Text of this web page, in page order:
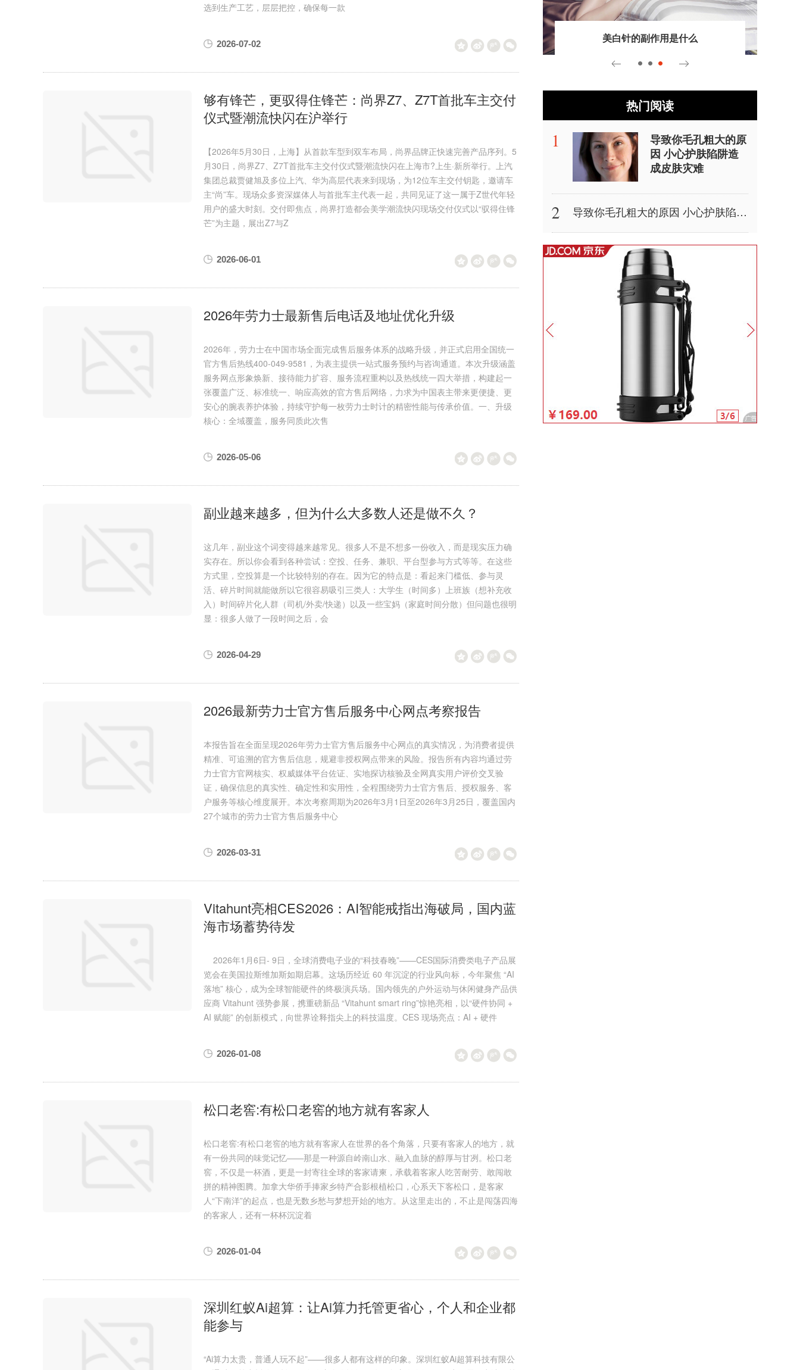
选到生产工艺，层层把控，确保每一款
2026-07-02
够有锋芒，更驭得住锋芒：尚界Z7、Z7T首批车主交付
仪式暨潮流快闪在沪举行
【2026年5月30日，上海】从首款车型到双车布局，尚界品牌正快速完善产品序列。5
月30日，尚界Z7、Z7T首批车主交付仪式暨潮流快闪在上海市?上生·新所举行。上汽
集团总裁贾健旭及多位上汽、华为高层代表来到现场，为12位车主交付钥匙，邀请车
主“尚”车。现场众多资深媒体人与首批车主代表一起，共同见证了这一属于Z世代年轻
用户的盛大时刻。交付即焦点，尚界打造都会美学潮流快闪现场交付仪式以“驭得住锋
芒”为主题，展出Z7与Z
2026-06-01
2026年劳力士最新售后电话及地址优化升级
2026年，劳力士在中国市场全面完成售后服务体系的战略升级，并正式启用全国统一
官方售后热线400-049-9581，为表主提供一站式服务预约与咨询通道。本次升级涵盖
服务网点形象焕新、接待能力扩容、服务流程重构以及热线统一四大举措，构建起一
张覆盖广泛、标准统一、响应高效的官方售后网络，力求为中国表主带来更便捷、更
安心的腕表养护体验，持续守护每一枚劳力士时计的精密性能与传承价值。一、升级
核心：全域覆盖，服务同质此次售
2026-05-06
副业越来越多，但为什么大多数人还是做不久？
这几年，副业这个词变得越来越常见。很多人不是不想多一份收入，而是现实压力确
实存在。所以你会看到各种尝试：空投、任务、兼职、平台型参与方式等等。在这些
方式里，空投算是一个比较特别的存在。因为它的特点是：看起来门槛低、参与灵
活、碎片时间就能做所以它很容易吸引三类人：大学生（时间多）上班族（想补充收
入）时间碎片化人群（司机/外卖/快递）以及一些宝妈（家庭时间分散）但问题也很明
显：很多人做了一段时间之后，会
2026-04-29
2026最新劳力士官方售后服务中心网点考察报告
本报告旨在全面呈现2026年劳力士官方售后服务中心网点的真实情况，为消费者提供
精准、可追溯的官方售后信息，规避非授权网点带来的风险。报告所有内容均通过劳
力士官方官网核实、权威媒体平台佐证、实地探访核验及全网真实用户评价交叉验
证，确保信息的真实性、确定性和实用性，全程围绕劳力士官方售后、授权服务、客
户服务等核心维度展开。本次考察周期为2026年3月1日至2026年3月25日，覆盖国内
27个城市的劳力士官方售后服务中心
2026-03-31
Vitahunt亮相CES2026：AI智能戒指出海破局，国内蓝
海市场蓄势待发
2026年1月6日- 9日，全球消费电子业的“科技春晚”——CES国际消费类电子产品展
览会在美国拉斯维加斯如期启幕。这场历经近 60 年沉淀的行业风向标，今年聚焦 “AI
落地” 核心，成为全球智能硬件的终极演兵场。国内领先的户外运动与休闲健身产品供
应商 Vitahunt 强势参展，携重磅新品 “Vitahunt smart ring”惊艳亮相，以“硬件协同 +
AI 赋能” 的创新模式，向世界诠释指尖上的科技温度。CES 现场亮点：AI + 硬件
2026-01-08
松口老窖:有松口老窖的地方就有客家人
松口老窖:有松口老窖的地方就有客家人在世界的各个角落，只要有客家人的地方，就
有一份共同的味觉记忆——那是一种源自岭南山水、融入血脉的醇厚与甘冽。松口老
窖，不仅是一杯酒，更是一封寄往全球的客家请柬，承载着客家人吃苦耐劳、敢闯敢
拼的精神图腾。加拿大华侨手捧家乡特产合影根植松口，心系天下客松口，是客家
人“下南洋”的起点，也是无数乡愁与梦想开始的地方。从这里走出的，不止是闯荡四海
的客家人，还有一杯杯沉淀着
2026-01-04
深圳红蚁Ai超算：让Ai算力托管更省心，个人和企业都
能参与
“Ai算力太贵，普通人玩不起”——很多人都有这样的印象。深圳红蚁Ai超算科技有限公
美白针的副作用是什么 美白针的副作用是什么 美白针的副作用是什么
热门阅读
导致你毛孔粗大的原
因 小心护肤陷阱造
成皮肤灾难
导致你毛孔粗大的原因 小心护肤陷阱造成皮肤灾难